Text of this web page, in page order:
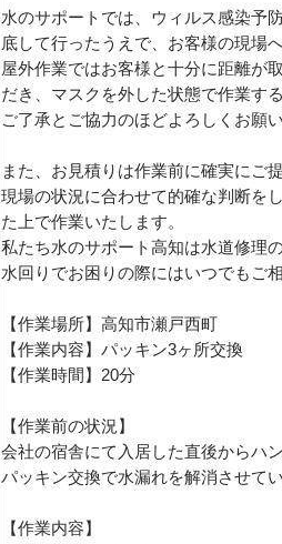
水のサポートでは、ウィルス感染予
底して行ったうえで、お客様の現場
屋外作業ではお客様と十分に距離が
だき、マスクを外した状態で作業す
ご了承とご協力のほどよろしくお願
また、お見積りは作業前に確実にご
現場の状況に合わせて的確な判断を
た上で作業いたします。
私たち水のサポート高知は水道修理
水回りでお困りの際にはいつでもご
【作業場所】高知市瀬戸西町
【作業内容】パッキン3ヶ所交換
【作業時間】20分
【作業前の状況】
会社の宿舎にて入居した直後からハ
パッキン交換で水漏れを解消させて
【作業内容】